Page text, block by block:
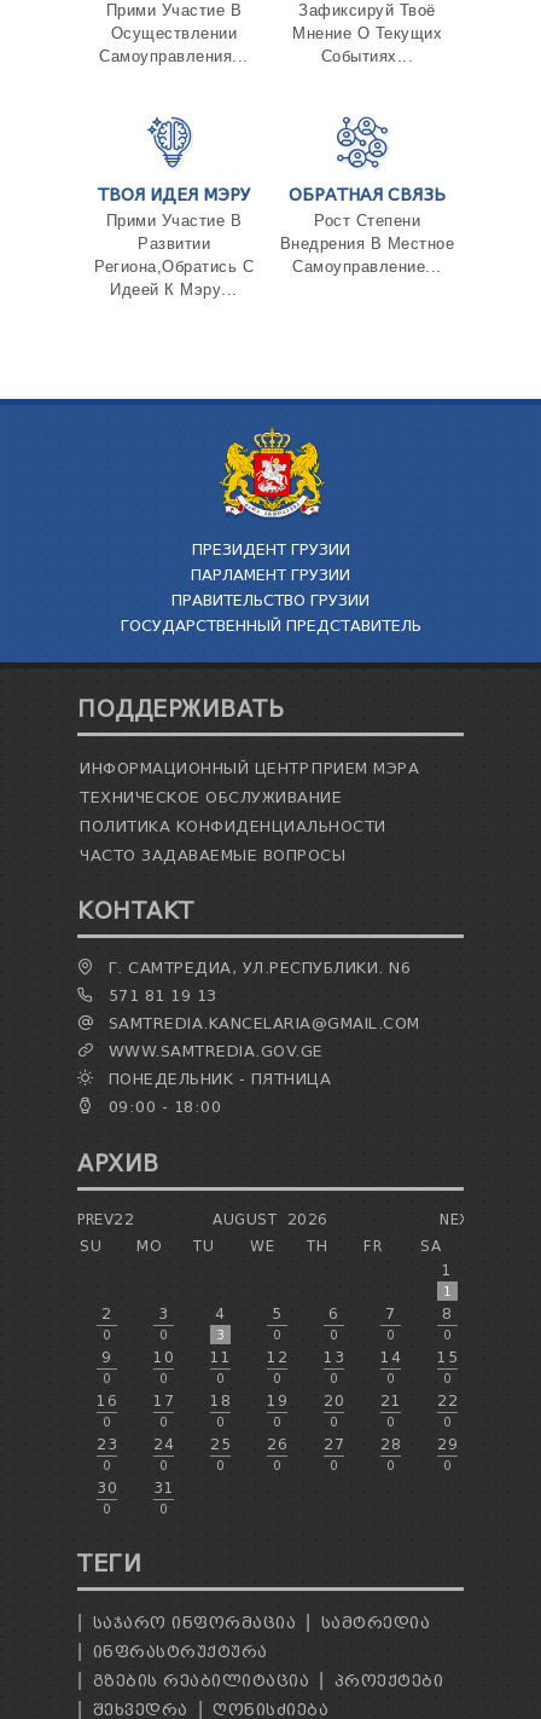
Прими Участие В
Осуществлении
Самоуправления...
Зафиксируй Твоё
Мнение О Текущих
Событиях...
ТВОЯ ИДЕЯ МЭРУ
Прими Участие В
Развитии
Региона,Обратись С
Идеей К Мэру...
ОБРАТНАЯ СВЯЗЬ
Рост Степени
Внедрения В Местное
Самоуправление...
ПРЕЗИДЕНТ ГРУЗИИ
ПАРЛАМЕНТ ГРУЗИИ
ПРАВИТЕЛЬСТВО ГРУЗИИ
ГОСУДАРСТВЕННЫЙ ПРЕДСТАВИТЕЛЬ
ПОДДЕРЖИВАТЬ
ИНФОРМАЦИОННЫЙ ЦЕНТРПРИЕМ МЭРА
ТЕХНИЧЕСКОЕ ОБСЛУЖИВАНИЕ
ПОЛИТИКА КОНФИДЕНЦИАЛЬНОСТИ
ЧАСТО ЗАДАВАЕМЫЕ ВОПРОСЫ
КОНТАКТ
Г. САМТРЕДИА, УЛ.РЕСПУБЛИКИ. N6
571 81 19 13
SAMTREDIA.KANCELARIA@GMAIL.COM
WWW.SAMTREDIA.GOV.GE
ПОНЕДЕЛЬНИК - ПЯТНИЦА
09:00 - 18:00
АРХИВ
PREV22 NEXT
AUGUST
2026
SU
MO TU WE TH FR
SA
1
1
2
0
3
0
4
3
5
0
6
0
7
0
8
0
9
0
10
0
11
0
12
0
13
0
14
0
15
0
16
0
17
0
18
0
19
0
20
0
21
0
22
0
23
0
24
0
25
0
26
0
27
0
28
0
29
0
30
0
31
0
ТЕГИ
ᲡᲐᲯᲐᲠᲝ ᲘᲜᲤᲝᲠᲛᲐᲪᲘᲐ
ᲡᲐᲛᲢᲠᲔᲓᲘᲐ
ᲘᲜᲤᲠᲐᲡᲢᲠᲣᲥᲢᲣᲠᲐ
ᲒᲖᲔᲑᲘᲡ ᲠᲔᲐᲑᲘᲚᲘᲢᲐᲪᲘᲐ
ᲞᲠᲝᲔᲥᲢᲔᲑᲘ
ᲨᲔᲮᲕᲔᲓᲠᲐ
ᲦᲝᲜᲘᲡᲫᲘᲔᲑᲐ